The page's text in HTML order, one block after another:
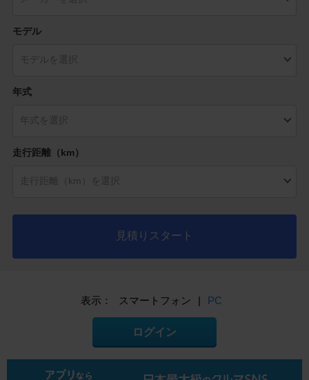
モデル
年式
走行距離（km）
見積りスタート
表示： スマートフォン | PC
ログイン